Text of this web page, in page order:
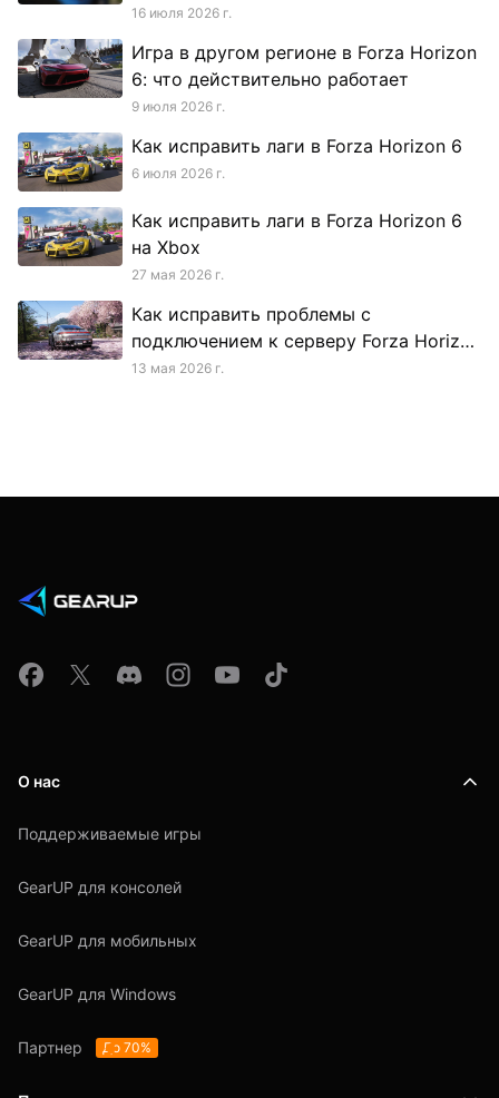
на самом деле делать
16 июля 2026 г.
Игра в другом регионе в Forza Horizon
6: что действительно работает
9 июля 2026 г.
Как исправить лаги в Forza Horizon 6
6 июля 2026 г.
Как исправить лаги в Forza Horizon 6
на Xbox
27 мая 2026 г.
Как исправить проблемы с
подключением к серверу Forza Horizon
6
13 мая 2026 г.
О нас
Поддерживаемые игры
GearUP для консолей
GearUP для мобильных
GearUP для Windows
Партнер До 70%